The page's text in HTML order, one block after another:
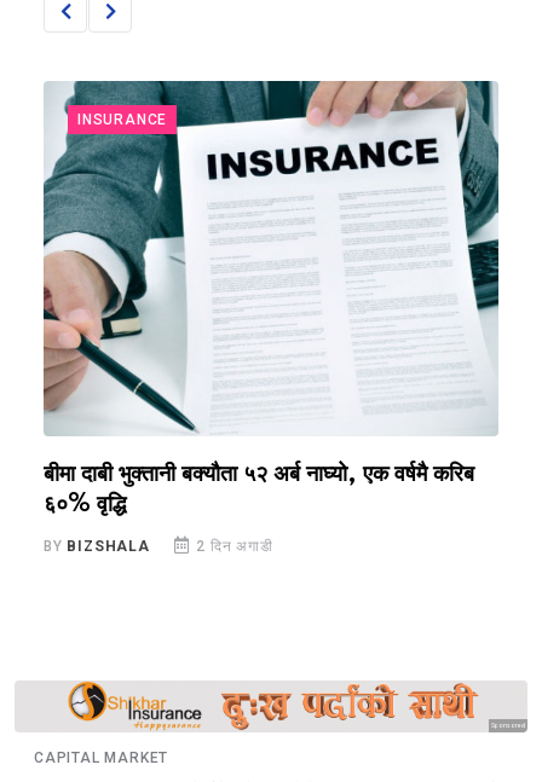
INSURANCE
बीमा दाबी भुक्तानी बक्यौता ५२ अर्ब नाघ्यो, एक वर्षमै करिब
६०% वृद्धि
BY BIZSHALA 2 दिन अगाडी
Sponsored
CAPITAL MARKET